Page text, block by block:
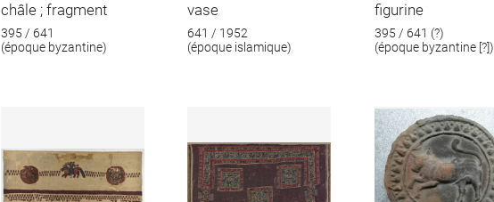
châle ; fragment
395 / 641
(époque byzantine)
vase
641 / 1952
(époque islamique)
figurine
395 / 641 (?)
(époque byzantine [?])